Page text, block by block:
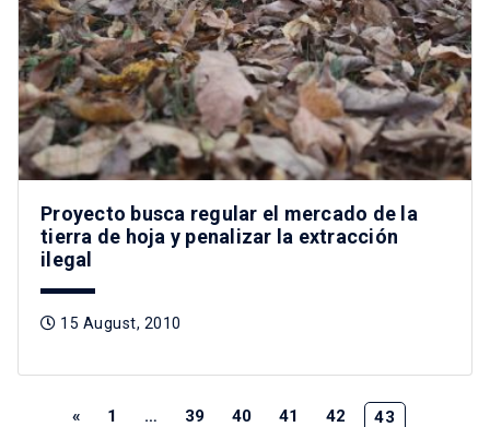
Proyecto busca regular el mercado de la
tierra de hoja y penalizar la extracción
ilegal
15 August, 2010
« 1 … 39 40 41 42 43